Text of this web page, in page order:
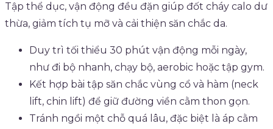
Tập thể dục, vận động đều đặn giúp đốt cháy calo dư
thừa, giảm tích tụ mỡ và cải thiện săn chắc da.
Duy trì tối thiểu 30 phút vận động mỗi ngày,
như đi bộ nhanh, chạy bộ, aerobic hoặc tập gym.
Kết hợp bài tập săn chắc vùng cổ và hàm (neck
lift, chin lift) để giữ đường viền cằm thon gọn.
Tránh ngồi một chỗ quá lâu, đặc biệt là áp cằm